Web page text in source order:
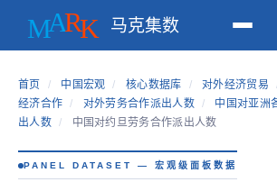
马克集数
首页 / 中国宏观 / 核心数据库 / 对外经济贸易
经济合作 / 对外劳务合作派出人数 /
中国对亚洲
出人数 / 中国对约旦劳务合作派出人数
PANEL DATASET — 宏观级面板数据